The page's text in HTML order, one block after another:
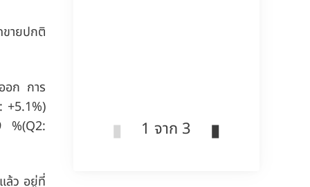
ายปกติ
อก การ
+5.1%)
%(Q2:
ล้ว อยู่ที่
1 จาก 3